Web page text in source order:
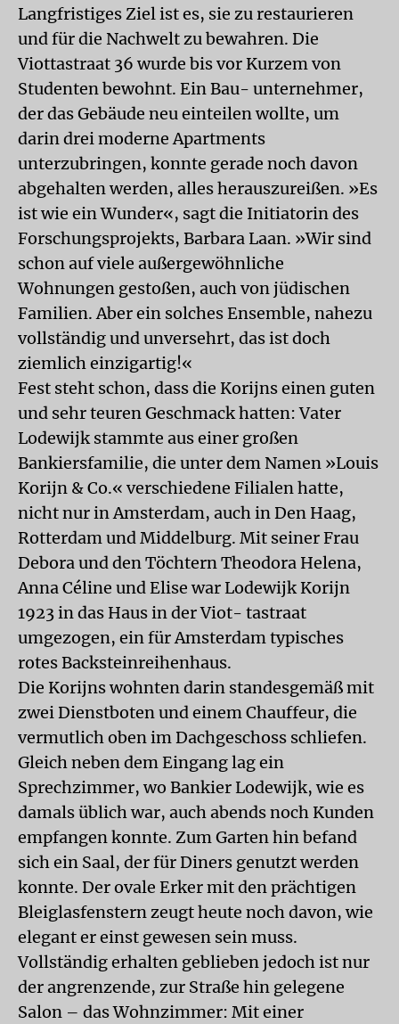
Langfristiges Ziel ist es, sie zu restaurieren
und für die Nachwelt zu bewahren. Die
Viottastraat 36 wurde bis vor Kurzem von
Studenten bewohnt. Ein Bau- unternehmer,
der das Gebäude neu einteilen wollte, um
darin drei moderne Apartments
unterzubringen, konnte gerade noch davon
abgehalten werden, alles herauszureißen. »Es
ist wie ein Wunder«, sagt die Initiatorin des
Forschungsprojekts, Barbara Laan. »Wir sind
schon auf viele außergewöhnliche
Wohnungen gestoßen, auch von jüdischen
Familien. Aber ein solches Ensemble, nahezu
vollständig und unversehrt, das ist doch
ziemlich einzigartig!«
Fest steht schon, dass die Korijns einen guten
und sehr teuren Geschmack hatten: Vater
Lodewijk stammte aus einer großen
Bankiersfamilie, die unter dem Namen »Louis
Korijn & Co.« verschiedene Filialen hatte,
nicht nur in Amsterdam, auch in Den Haag,
Rotterdam und Middelburg. Mit seiner Frau
Debora und den Töchtern Theodora Helena,
Anna Céline und Elise war Lodewijk Korijn
1923 in das Haus in der Viot- tastraat
umgezogen, ein für Amsterdam typisches
rotes Backsteinreihenhaus.
Die Korijns wohnten darin standesgemäß mit
zwei Dienstboten und einem Chauffeur, die
vermutlich oben im Dachgeschoss schliefen.
Gleich neben dem Eingang lag ein
Sprechzimmer, wo Bankier Lodewijk, wie es
damals üblich war, auch abends noch Kunden
empfangen konnte. Zum Garten hin befand
sich ein Saal, der für Diners genutzt werden
konnte. Der ovale Erker mit den prächtigen
Bleiglasfenstern zeugt heute noch davon, wie
elegant er einst gewesen sein muss.
Vollständig erhalten geblieben jedoch ist nur
der angrenzende, zur Straße hin gelegene
Salon – das Wohnzimmer: Mit einer